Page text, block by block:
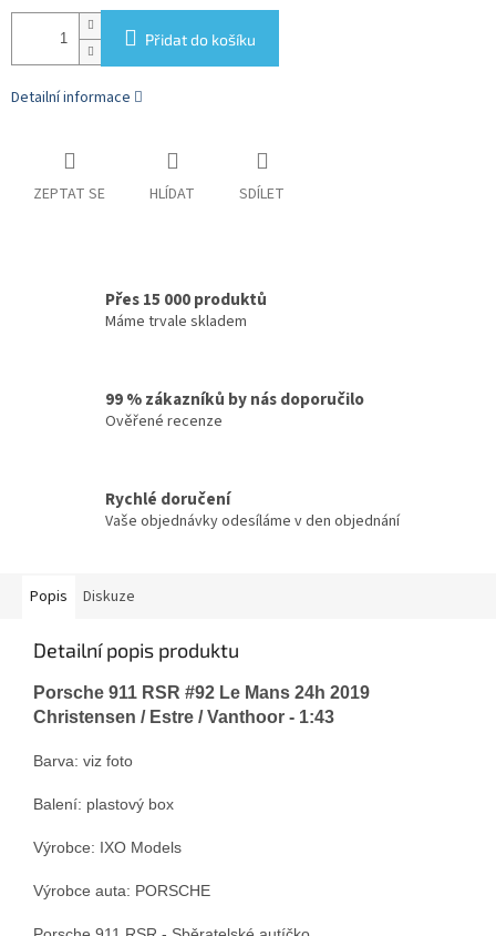
Přidat do košíku
Detailní informace
ZEPTAT SE HLÍDAT SDÍLET
Přes 15 000 produktů
Máme trvale skladem
99 % zákazníků by nás doporučilo
Ověřené recenze
Rychlé doručení
Vaše objednávky odesíláme v den objednání
Popis Diskuze
Detailní popis produktu
Porsche 911 RSR #92 Le Mans 24h 2019
Christensen / Estre / Vanthoor - 1:43
Barva: viz foto
Balení: plastový box
Výrobce: IXO Models
Výrobce auta: PORSCHE